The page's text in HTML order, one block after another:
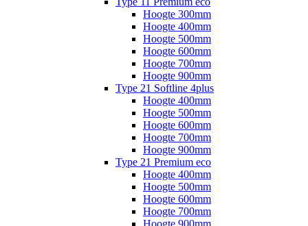
Hoogte 300mm
Hoogte 400mm
Hoogte 500mm
Hoogte 600mm
Hoogte 700mm
Hoogte 900mm
Type 21 Softline 4plus
Hoogte 400mm
Hoogte 500mm
Hoogte 600mm
Hoogte 700mm
Hoogte 900mm
Type 21 Premium eco
Hoogte 400mm
Hoogte 500mm
Hoogte 600mm
Hoogte 700mm
Hoogte 900mm